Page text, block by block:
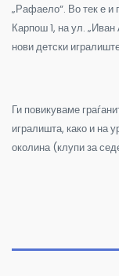
„Рафаело“. Во тек е и
Карпош 1, на ул. „Иван
нови детски
Ги повикуваме
игралишта, како и на
околина (клупи за